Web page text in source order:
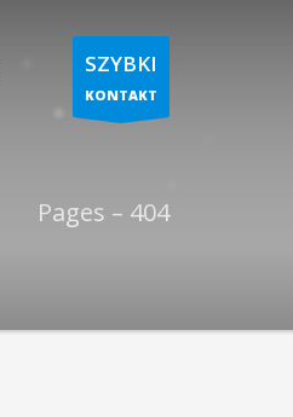
SZYBKI
KONTAKT
Pages – 404